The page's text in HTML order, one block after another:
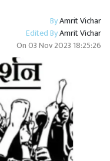
ByAmrit Vichar
Edited ByAmrit Vichar
On03 Nov 2023 18:25:26